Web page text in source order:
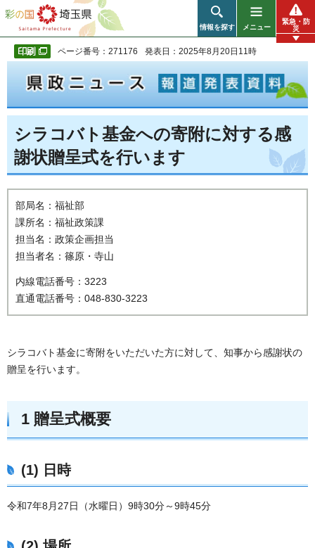
彩の国 埼玉県
情報を探す メニュー
緊急・防
災
ページ番号：271176 発表日：2025年8月20日11時
シラコバト基金への寄附に対する感
謝状贈呈式を行います
部局名：福祉部
課所名：福祉政策課
担当名：政策企画担当
担当者名：篠原・寺山
内線電話番号：3223
直通電話番号：048-830-3223
シラコバト基金に寄附をいただいた方に対して、知事から感謝状の
贈呈を行います。
1 贈呈式概要
(1) 日時
令和7年8月27日（水曜日）9時30分～9時45分